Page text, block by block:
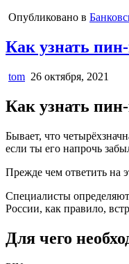
Опубликовано в
Как узнать
tom 26 октября, 2021
Как узнать
Бывает, что
если ты его напрочь
Прежде чем ответить на
Специалисты
России, как правило,
Для чего